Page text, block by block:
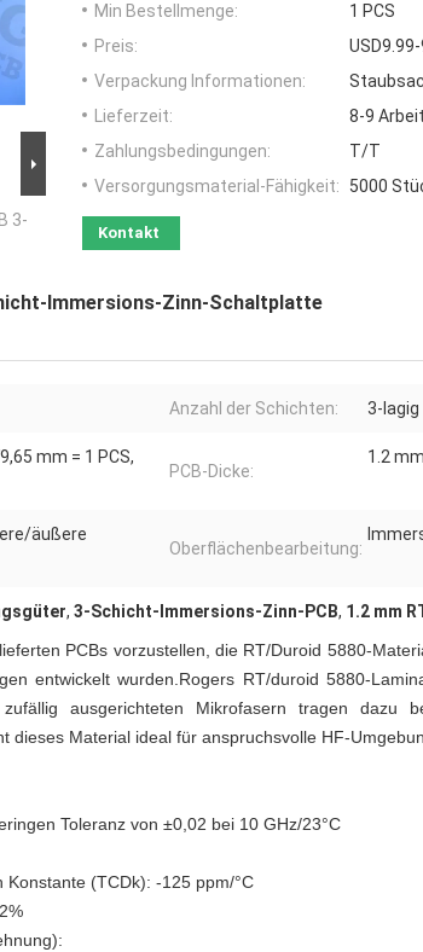
3-
Min Bestellmenge:
1 PCS
Preis:
Verpackung Informationen:
Lieferzeit:
8-9
Zahlungsbedingungen:
T/T
Versorgungsmaterial-Fähigkeit:
5000
Kontakt
Immersions-Zinn-Schaltplatte
Anzahl der Schichten: 3-lagig
mm = 1 PCS,
PCB-Dicke:
1.2 mm
äußere
Oberflächenbearbeitung:
, 3-Schicht-Immersions-Zinn-PCB, 1.2 mm
PCBs vorzustellen, die RT/Duroid 5880-
entwickelt wurden.Rogers RT/duroid 5880-
zufällig ausgerichteten Mikrofasern tragen dazu
dieses Material ideal für anspruchsvolle HF-
Toleranz von ±0,02 bei 10 GHz/23°C
(TCDk): -125 ppm/°C